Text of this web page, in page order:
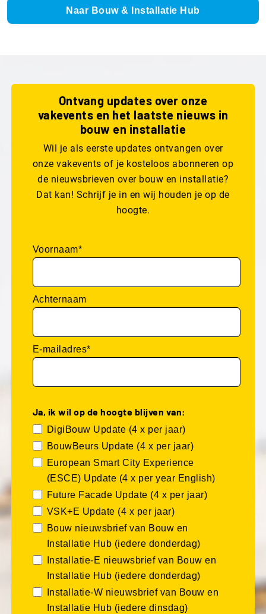
Naar Bouw & Installatie Hub
Ontvang updates over onze
vakevents en het laatste nieuws in
bouw en installatie
Wil je als eerste updates ontvangen over
onze vakevents of je kosteloos abonneren op
de nieuwsbrieven over bouw en installatie?
Dat kan! Schrijf je in en wij houden je op de
hoogte.
Voornaam*
Achternaam
E-mailadres*
Ja, ik wil op de hoogte blijven van:
DigiBouw Update (4 x per jaar)
BouwBeurs Update (4 x per jaar)
European Smart City Experience
(ESCE) Update (4 x per year English)
Future Facade Update (4 x per jaar)
VSK+E Update (4 x per jaar)
Bouw nieuwsbrief van Bouw en
Installatie Hub (iedere donderdag)
Installatie-E nieuwsbrief van Bouw en
Installatie Hub (iedere donderdag)
Installatie-W nieuwsbrief van Bouw en
Installatie Hub (iedere dinsdag)